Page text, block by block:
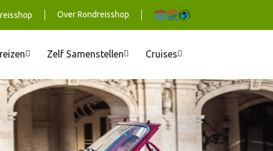
Over Rondreisshop
Zelf Samenstellen Cruises